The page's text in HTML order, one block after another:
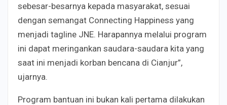
sebesar-besarnya kepada masyarakat, sesuai
dengan semangat Connecting Happiness yang
menjadi tagline JNE. Harapannya melalui program
ini dapat meringankan saudara-saudara kita yang
saat ini menjadi korban bencana di Cianjur”,
ujarnya.
Program bantuan ini bukan kali pertama dilakukan